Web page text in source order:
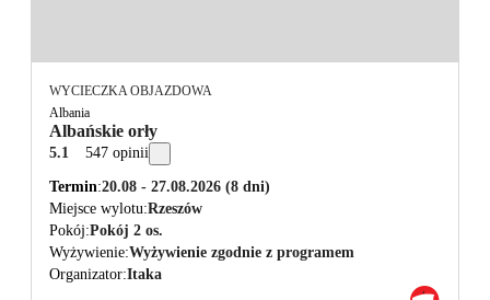
WYCIECZKA OBJAZDOWA
Albania
Albańskie orły
5.1 547 opinii
Termin 20.08 - 27.08.2026 (8 dni)
Miejsce wylotu Rzeszów
Pokój Pokój 2 os.
Wyżywienie Wyżywienie zgodnie z programem
Organizator Itaka